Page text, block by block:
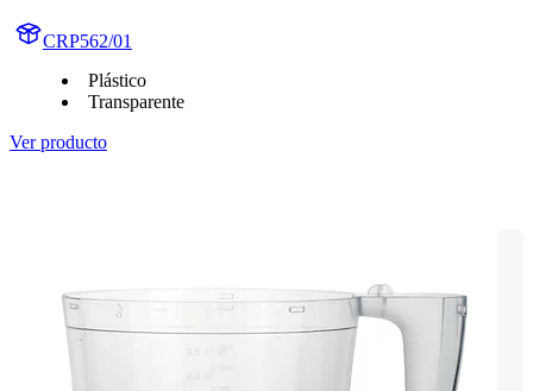
CRP562/01
Plástico
Transparente
Ver producto